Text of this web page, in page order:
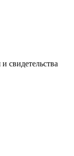
свидетельства